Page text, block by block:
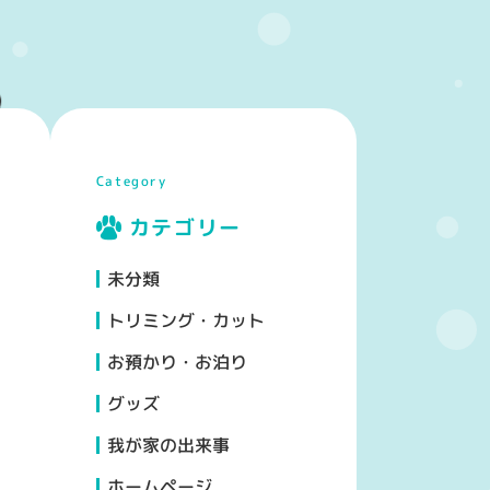
Category
カテゴリー
未分類
トリミング・カット
お預かり・お泊り
グッズ
我が家の出来事